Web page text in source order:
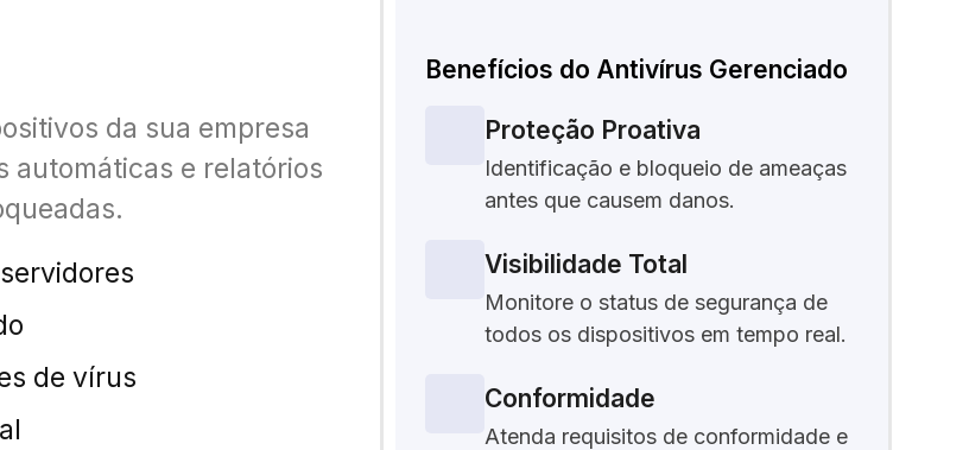
da sua empresa
automáticas e relatórios
de vírus
Benefícios do Antivírus Gerenciado
Proteção Proativa
Identificação e bloqueio de ameaças
antes que causem danos.
Visibilidade Total
Monitore o status de segurança de
todos os dispositivos em tempo real.
Conformidade
Atenda requisitos de conformidade e